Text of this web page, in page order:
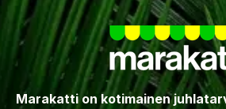
Marakatti on kotimainen